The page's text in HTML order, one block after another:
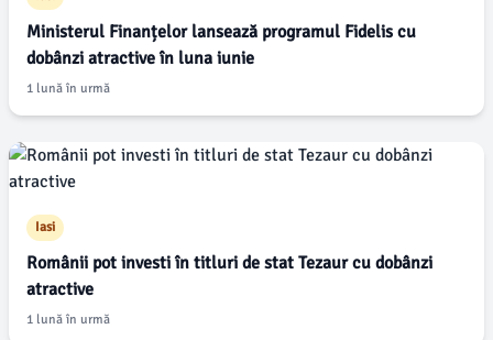
Ministerul Finanțelor lansează programul Fidelis cu
dobânzi atractive în luna iunie
1 lună în urmă
Iasi
Românii pot investi în titluri de stat Tezaur cu dobânzi
atractive
1 lună în urmă